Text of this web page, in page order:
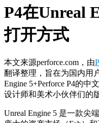
P4在Unreal
打开方式
本文来源perforce.com，由
翻译整理，旨在为国内用
Engine 5+Perforce P4的中
设计师和美术小伙伴们的
Unreal Engine 5 是一款尖